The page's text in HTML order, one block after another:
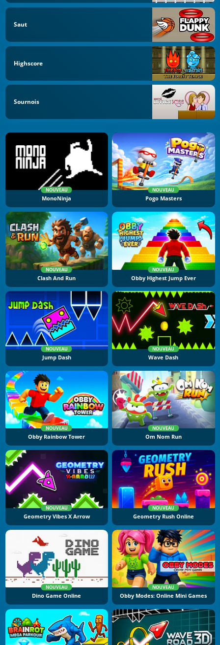
Saut
Highscore
Sournois
NOUVEAU
MonoNinja
NOUVEAU
Pogo Masters
NOUVEAU
Clash And Run
NOUVEAU
Obby Highest Jump Ever
NOUVEAU
Jump Dash
NOUVEAU
Wave Dash
NOUVEAU
Obby Rainbow Tower
NOUVEAU
Om Nom Run
NOUVEAU
Geometry Vibes X Arrow
NOUVEAU
Geometry Rush Online
NOUVEAU
Dino Game Online
NOUVEAU
Obby Modes: Online Mini Games